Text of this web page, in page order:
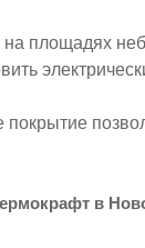
площадях
в